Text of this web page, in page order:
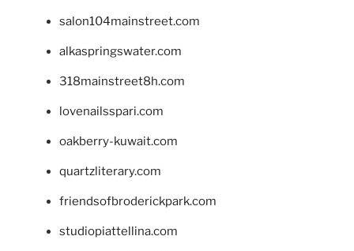
salon104mainstreet.com
alkaspringswater.com
318mainstreet8h.com
lovenailsspari.com
oakberry-kuwait.com
quartzliterary.com
friendsofbroderickpark.com
studiopiattellina.com